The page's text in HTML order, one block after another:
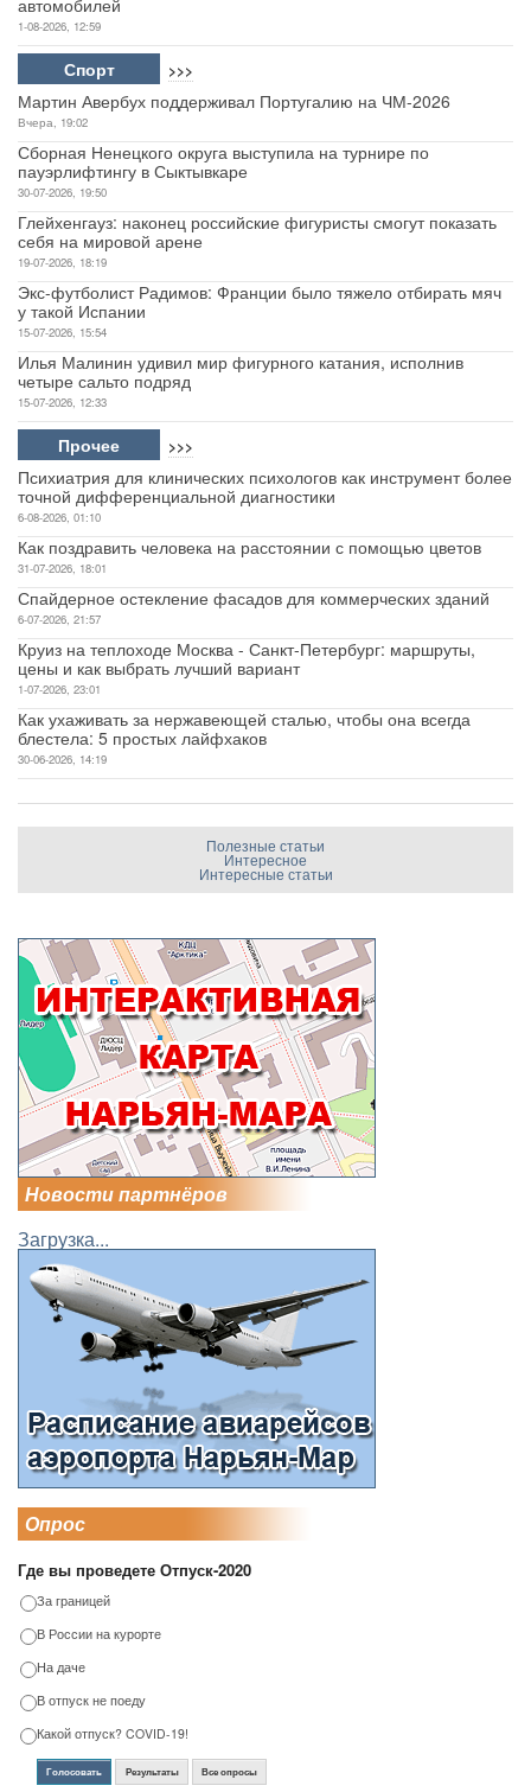
1-08-2026, 12:59
Спорт >>>
Мартин Авербух поддерживал Португалию на ЧМ-2026
Вчера, 19:02
Сборная Ненецкого округа выступила на турнире по
пауэрлифтингу в Сыктывкаре
30-07-2026, 19:50
Глейхенгауз: наконец российские фигуристы смогут показать
себя на мировой арене
19-07-2026, 18:19
Экс-футболист Радимов: Франции было тяжело отбирать мяч
у такой Испании
15-07-2026, 15:54
Илья Малинин удивил мир фигурного катания, исполнив
четыре сальто подряд
15-07-2026, 12:33
Прочее >>>
Психиатрия для клинических психологов как инструмент более
точной дифференциальной диагностики
6-08-2026, 01:10
Как поздравить человека на расстоянии с помощью цветов
31-07-2026, 18:01
Спайдерное остекление фасадов для коммерческих зданий
6-07-2026, 21:57
Круиз на теплоходе Москва - Санкт-Петербург: маршруты,
цены и как выбрать лучший вариант
1-07-2026, 23:01
Как ухаживать за нержавеющей сталью, чтобы она всегда
блестела: 5 простых лайфхаков
30-06-2026, 14:19
Полезные статьи
Интересное
Интересные статьи
Новости партнёров
Загрузка...
Опрос
Где вы проведете Отпуск-2020
За границей
В России на курорте
На даче
В отпуск не поеду
Какой отпуск? COVID-19!
Голосовать Результаты Все опросы